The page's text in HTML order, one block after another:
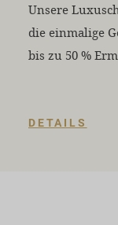
Unsere
die einmalige
bis zu 50 %
DETAILS